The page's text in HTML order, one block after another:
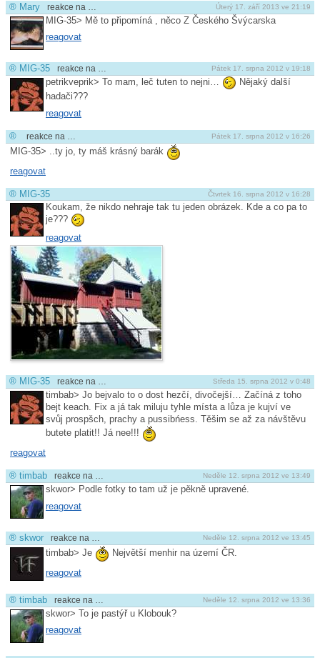
Úterý 17. září 2013 ve 21:19
® Mary reakce na …
MIG-35> Mě to připomíná , něco Z Českého Švýcarska
reagovat
Pátek 17. srpna 2012 v 19:18
® MIG-35 reakce na …
petrikveprik> To mam, leč tuten to nejni…
Nějaký další
hadači???
reagovat
Pátek 17. srpna 2012 v 16:26
® reakce na …
MIG-35> ..ty jo, ty máš krásný barák
reagovat
Čtvrtek 16. srpna 2012 v 16:28
® MIG-35
Koukam, že nikdo nehraje tak tu jeden obrázek. Kde a co pa to
je???
reagovat
Středa 15. srpna 2012 v 0:48
® MIG-35 reakce na …
timbab> Jo bejvalo to o dost hezčí, divočejší… Začíná z toho
bejt keach. Fix a já tak miluju tyhle místa a lůza je kujví ve
svůj prospšch, prachy a pussibńess. Těšim se až za návštěvu
butete platit!! Já nee!!!
reagovat
Neděle 12. srpna 2012 ve 13:49
® timbab reakce na …
skwor> Podle fotky to tam už je pěkně upravené.
reagovat
Neděle 12. srpna 2012 ve 13:45
® skwor reakce na …
timbab> Je
Největší menhir na území ČR.
reagovat
Neděle 12. srpna 2012 ve 13:36
® timbab reakce na …
skwor> To je pastýř u Klobouk?
reagovat